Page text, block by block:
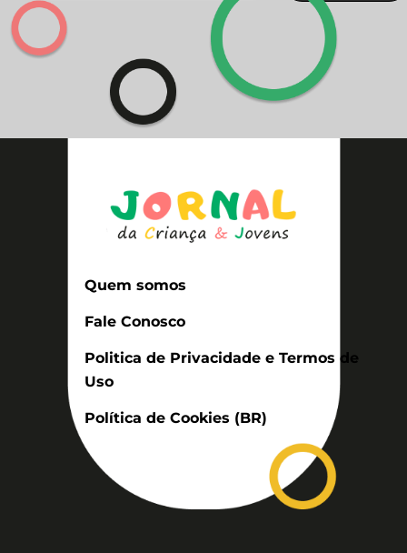
Quem somos
Fale Conosco
Politica de Privacidade e Termos de
Uso
Política de Cookies (BR)